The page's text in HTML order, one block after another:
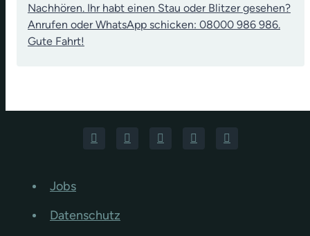
Nachhören. Ihr habt einen Stau oder Blitzer gesehen?
Anrufen oder WhatsApp schicken: 08000 986 986.
Gute Fahrt!
Jobs
Datenschutz